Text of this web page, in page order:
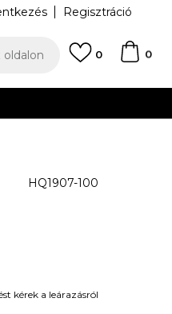
Regisztráció
oldalon 0
0
HQ1907-100
kérek a leárazásról